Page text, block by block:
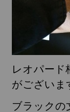
レオパード
がございま
ブラックの